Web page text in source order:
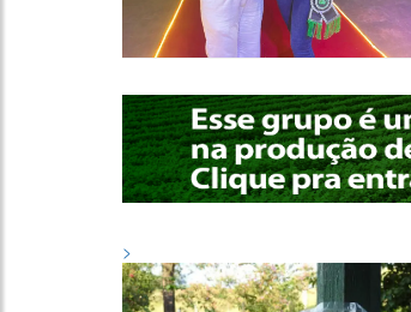
>